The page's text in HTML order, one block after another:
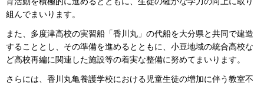
組んでまいります。
また、多度津高校の実習船「香川丸」の代船を大分県と共同で建造
することとし、その準備を進めるとともに、小豆地域の統合高校な
ど高校再編に関連した施設等の着実な整備に努めてまいります。
さらには、香川丸亀養護学校における児童生徒の増加に伴う教室不